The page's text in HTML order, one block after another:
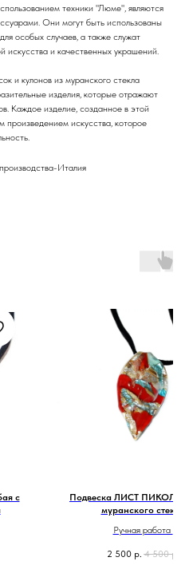
техники "Люме", являются
Они могут быть использованы
особых случаев, а также служат
искусства и качественных украшений.
и кулонов из муранского стекла
изделия, которые отражают
Каждое изделие, созданное в этой
произведением искусства, которое
Италия
с
Подвеска ЛИСТ
муранского стекла
Ручная работа
2 500 р. 4 500 р.